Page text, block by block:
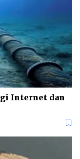
Internet dan